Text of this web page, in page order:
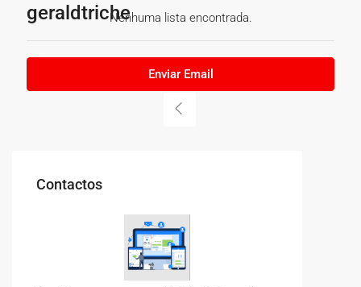
geraldtriche
Enviar Email
Nenhuma lista encontrada.
Contactos